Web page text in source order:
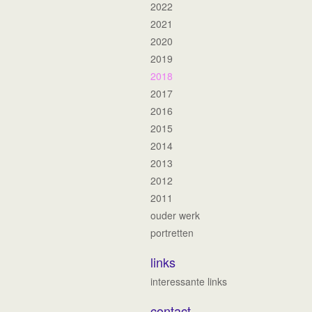
2022
2021
2020
2019
2018
2017
2016
2015
2014
2013
2012
2011
ouder werk
portretten
links
interessante links